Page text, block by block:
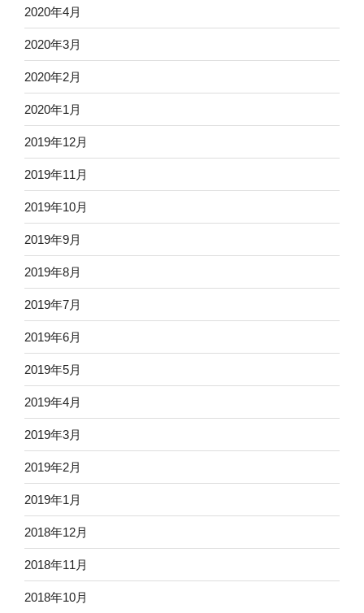
2020年4月
2020年3月
2020年2月
2020年1月
2019年12月
2019年11月
2019年10月
2019年9月
2019年8月
2019年7月
2019年6月
2019年5月
2019年4月
2019年3月
2019年2月
2019年1月
2018年12月
2018年11月
2018年10月